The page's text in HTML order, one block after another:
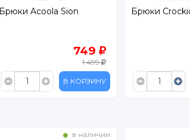
Брюки Crockid
1 259
1 799
В КОРЗИНУ
Лосины
в наличии